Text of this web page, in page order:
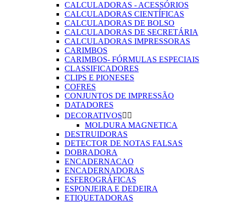
CALCULADORAS - ACESSÓRIOS
CALCULADORAS CIENTÍFICAS
CALCULADORAS DE BOLSO
CALCULADORAS DE SECRETÁRIA
CALCULADORAS IMPRESSORAS
CARIMBOS
CARIMBOS- FÓRMULAS ESPECIAIS
CLASSIFICADORES
CLIPS E PIONESES
COFRES
CONJUNTOS DE IMPRESSÃO
DATADORES
DECORATIVOS 
MOLDURA MAGNETICA
DESTRUIDORAS
DETECTOR DE NOTAS FALSAS
DOBRADORA
ENCADERNACAO
ENCADERNADORAS
ESFEROGRÁFICAS
ESPONJEIRA E DEDEIRA
ETIQUETADORAS